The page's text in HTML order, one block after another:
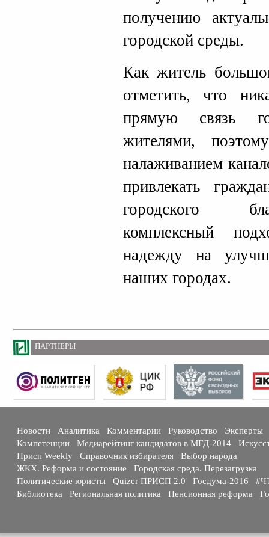
получению
городской среды.
Как житель
отметить, что
прямую связь
жителями,
налаживанием
привлекать
городского
комплексный
надежду на
наших городах.
ПАРТНЕРЫ
Новости Аналитика Комментарии Руководство
Эксперты
Компетенции
Медиарейтинг кандидатов в МГД-2014
Присп Weekly
Справочник избирателя
Выбор народа
ЖКХ. Реформа и состояние
Городская среда. Перезагрузка
Политические юристы
Quizer ПРИСП 2.0 Госдума-2016
Библиотека
Региональная политика Пенсионная реформа